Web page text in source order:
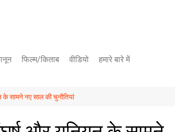
फिल्म/किताब वीडियो
फेसबुक पेज
हमारे बारे में
के सामने नए साल की चुनौतियां